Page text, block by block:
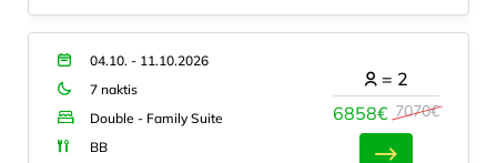
04.10. - 11.10.2026
7 naktis
Double - Family Suite
BB
6858€ 7070€
= 2